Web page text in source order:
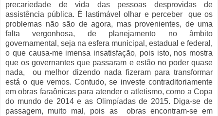
precariedade de vida das pessoas desprovidas de
assistência pública. É lastimável olhar e perceber que os
problemas não são de agora, mas provenientes, de uma
falta vergonhosa, de planejamento no âmbito
governamental, seja na esfera municipal, estadual e federal,
o que causa-me imensa insatisfação, pois isto, nos mostra
que os governantes que passaram e estão no poder quase
nada, ou melhor dizendo nada fizeram para transformar
está o que vemos. Contudo, se investe contraditoriamente
em obras faraônicas para atender o atletismo, como a Copa
do mundo de 2014 e as Olimpíadas de 2015. Diga-se de
passagem, muito mal, pois as obras encontram-se em